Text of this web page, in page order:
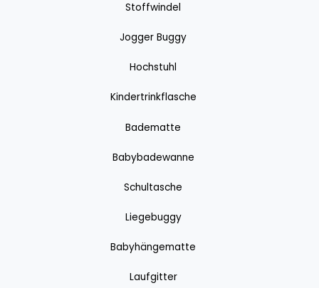
Stoffwindel
Jogger Buggy
Hochstuhl
Kindertrinkflasche
Badematte
Babybadewanne
Schultasche
Liegebuggy
Babyhängematte
Laufgitter